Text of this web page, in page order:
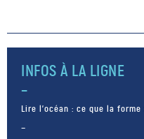
le
INFOS À LA LIGNE
Lire l’océan : ce que la forme